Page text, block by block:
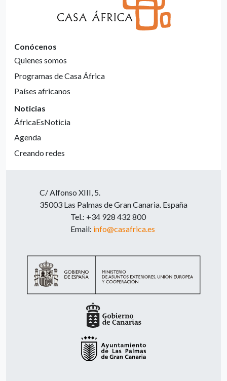
Conócenos
Quienes somos
Programas de Casa África
Países africanos
Noticias
ÁfricaEsNoticia
Agenda
Creando redes
C/ Alfonso XIII, 5.
35003 Las Palmas de Gran Canaria. España
Tel.: +34 928 432 800
Email: info@casafrica.es